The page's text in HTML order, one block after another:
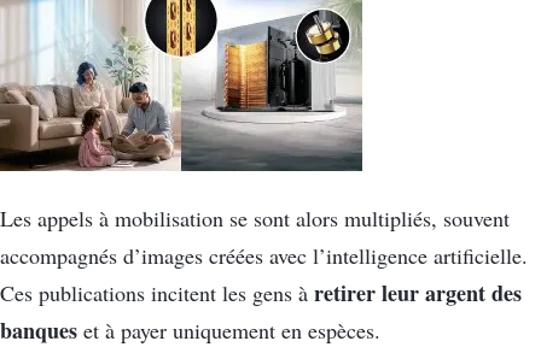
Les appels à mobilisation se sont alors multipliés, souvent
accompagnés d’images créées avec l’intelligence artificielle.
Ces publications incitent les gens à retirer leur argent des
banques et à payer uniquement en espèces.